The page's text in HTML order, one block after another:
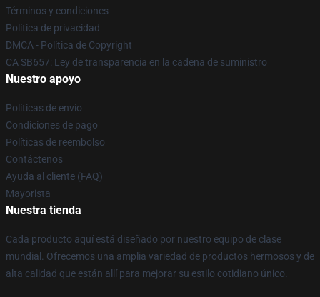
Términos y condiciones
Política de privacidad
DMCA - Política de Copyright
CA SB657: Ley de transparencia en la cadena de suministro
Nuestro apoyo
Políticas de envío
Condiciones de pago
Políticas de reembolso
Contáctenos
Ayuda al cliente (FAQ)
Mayorista
Nuestra tienda
Cada producto aquí está diseñado por nuestro equipo de clase
mundial. Ofrecemos una amplia variedad de productos hermosos y de
alta calidad que están allí para mejorar su estilo cotidiano único.